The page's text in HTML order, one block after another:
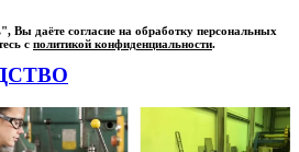
Вы даёте согласие на обработку персональных
с политикой конфиденциальности.